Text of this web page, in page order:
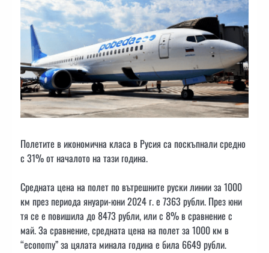
Полетите в икономична класа в Русия са поскъпнали средно
с 31% от началото на тази година.
Средната цена на полет по вътрешните руски линии за 1000
км през периода януари-юни 2024 г. е 7363 рубли. През юни
тя се е повишила до 8473 рубли, или с 8% в сравнение с
май. За сравнение, средната цена на полет за 1000 км в
“economy” за цялата минала година е била 6649 рубли.